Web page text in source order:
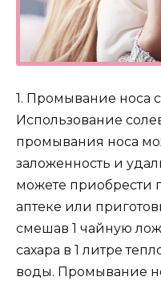
1. Промывание носа
Использование
промывания носа
заложенность и
можете приобрести
аптеке или
смешав 1 чайную
сахара в 1 литре
воды. Промывание